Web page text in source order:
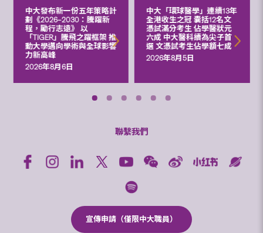
中大發布新一份五年策略計
劃《2026‒2030：騰躍新
程，勵行志遠》 以
「TIGER」騰飛之躍框架 推
動大學邁向學術與全球影響
力新高峰
2026年8月6日
中大「環球醫學」連續13年
全港收生之冠 囊括12名文
憑試滿分考生 佔學醫狀元
六成 中大醫科續為尖子首
選 文憑試考生佔學額七成
2026年8月5日
聯繫我們
宣傳申請（僅限中大職員）